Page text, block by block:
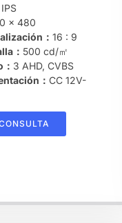
IPS
x 480
： 16 : 9
： 500 cd/㎡
3 AHD, CVBS
： CC 12V-